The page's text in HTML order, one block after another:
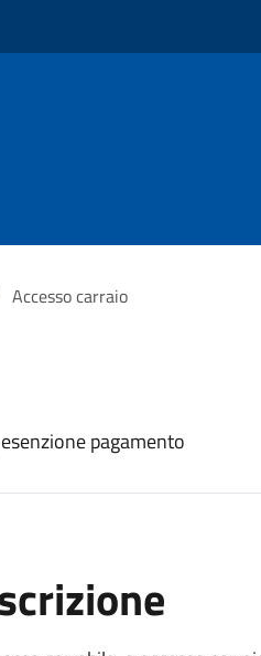
Accesso carraio
pagamento